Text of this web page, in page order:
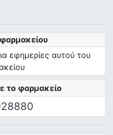
το φαρμακείο
εφημερίες αυτού του